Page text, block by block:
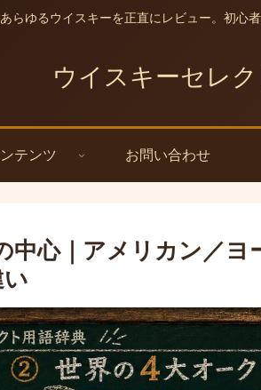
らゆるウイスキーを正直にレビュー。初心
ウイスキーセレク
テンツ お問い合わせ
中心｜アメリカン／ヨ